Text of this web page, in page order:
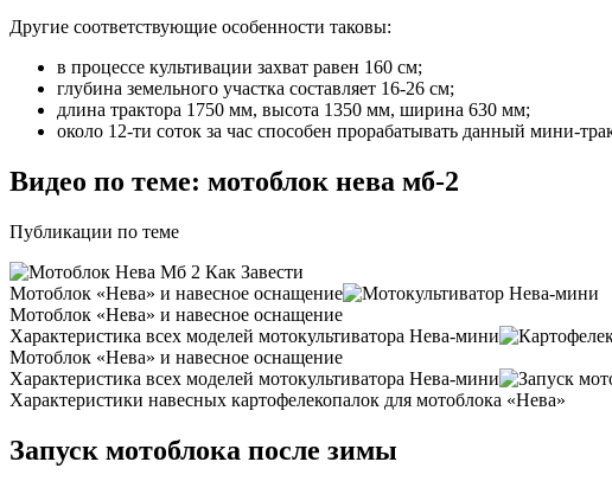
Другие соответствующие особенности таковы:
в процессе культивации захват равен 160 см;
глубина земельного участка составляет 16-26 см;
длина трактора 1750 мм, высота 1350 мм, ширина 630 мм;
около 12-ти соток за час способен прорабатывать данный мини-
Видео по теме: мотоблок нева мб-2
Публикации по теме
Мотоблок «Нева» и навесное оснащение
Мотоблок «Нева» и навесное оснащение
Характеристика всех моделей мотокультиватора Нева-мини
Мотоблок «Нева» и навесное оснащение
Характеристика всех моделей мотокультиватора Нева-мини
Характеристики навесных картофелекопалок для мотоблока «Нева»
Запуск мотоблока после зимы